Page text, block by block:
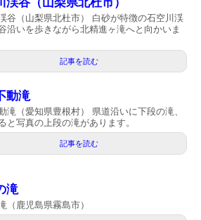
谷（山梨県北杜市） 白砂が特徴の石空川渓
沿いを歩きながら北精進ヶ滝へと向かいま
記事を読む
動滝
滝（愛知県豊根村） 県道沿いに下段の滝、
と写真の上段の滝があります。
記事を読む
滝
（鹿児島県霧島市）